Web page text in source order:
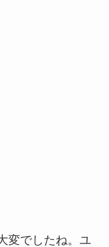
変でしたね。ユ